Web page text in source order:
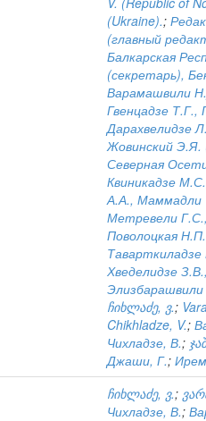
(Ukraine).;
(главный
Балкарская
(секретарь),
Варамашвили
Гвенцадзе
Дарахвелидзе
Жовинский Э.Я.
Северная
Квиникадзе
А.А., Маммадли
Метревели
Поволоцкая
Хведелидзе
ჩიხლაძე, ვ.;
Chikhladze, V.;
Чихладзе, В.;
Джаши, Г.;
ჩიხლაძე, ვ.;
Чихладзе, В.;